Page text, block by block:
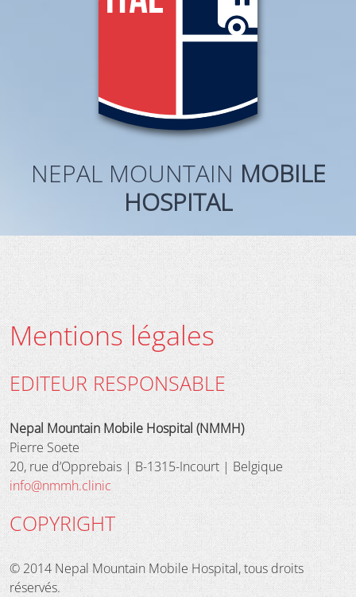
NEPAL MOUNTAIN MOBILE
HOSPITAL
Mentions légales
EDITEUR RESPONSABLE
Nepal Mountain Mobile Hospital (NMMH)
Pierre Soete
20, rue d’Opprebais | B-1315-Incourt | Belgique
info@nmmh.clinic
COPYRIGHT
© 2014 Nepal Mountain Mobile Hospital, tous droits
réservés.